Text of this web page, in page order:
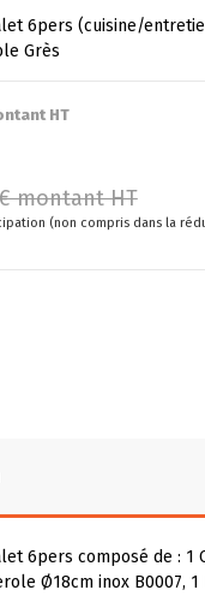
6pers (cuisine/
Grès
HT
montant HT
(non compris dans la
6pers composé de : 1
Ø18cm inox B0007,